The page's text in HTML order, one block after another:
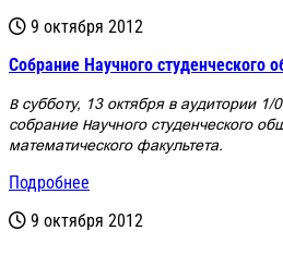
9 октября 2012
Cобрание Научного
В субботу, 13 октября в аудитории 1/
собрание Научного студенческого
математического факультета.
Подробнее
9 октября 2012